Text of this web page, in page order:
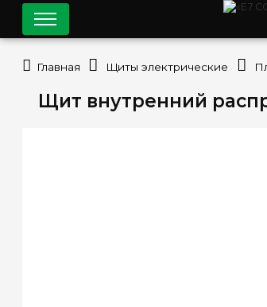
Щит внутренний
Главная Щиты электрические